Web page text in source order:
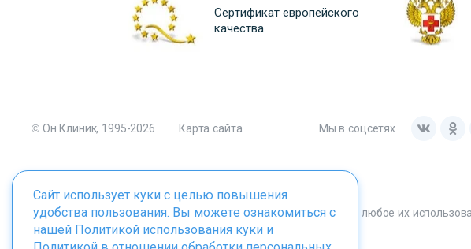
Сертификат европейского
качества
© Он Клиник, 1995-2026 Карта сайта Мы в соцсетях
Материалы сайта являются собственностью ООО "Он Клиник", любое их
Сайт использует куки с целью повышения
удобства пользования. Вы можете ознакомиться с
нашей Политикой использования куки и